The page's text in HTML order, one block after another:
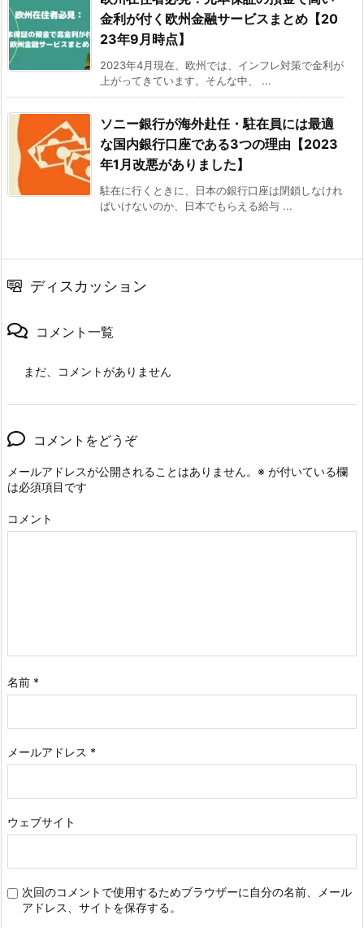
金利が付く欧州金融サービスまとめ【20
23年9月時点】
2023年4月現在、欧州では、インフレ対策で金利が
上がってきています。そんな中、 ...
ソニー銀行が海外赴任・駐在員には最適
な国内銀行口座である3つの理由【2023
年1月改悪がありました】
駐在に行くときに、日本の銀行口座は閉鎖しなけれ
ばいけないのか、日本でもらえる給与 ...
ディスカッション
コメント一覧
まだ、コメントがありません
コメントをどうぞ
メールアドレスが公開されることはありません。 ※ が付いている欄
は必須項目です
コメント
名前 *
メールアドレス *
ウェブサイト
次回のコメントで使用するためブラウザーに自分の名前、メール
アドレス、サイトを保存する。